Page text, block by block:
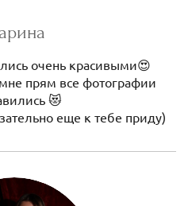
очень красивыми😍
прям все фотографии
😻
еще к тебе приду)